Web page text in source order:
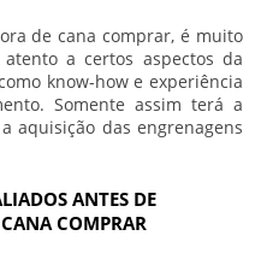
de cana comprar, é muito
a certos aspectos da
know-how e experiência
Somente assim terá a
aquisição das engrenagens
ANTES DE
COMPRAR